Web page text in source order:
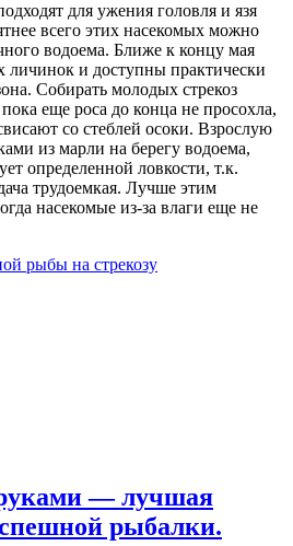
для ужения головля и язя
всего этих насекомых можно
водоема. Ближе к концу мая
личинок и доступны практически
Собирать молодых стрекоз
еще роса до конца не просохла,
со стеблей осоки. Взрослую
из марли на берегу водоема,
определенной ловкости, т.к.
трудоемкая. Лучше этим
насекомые из-за влаги еще не
рыбы на стрекозу
— лучшая
рыбалки.